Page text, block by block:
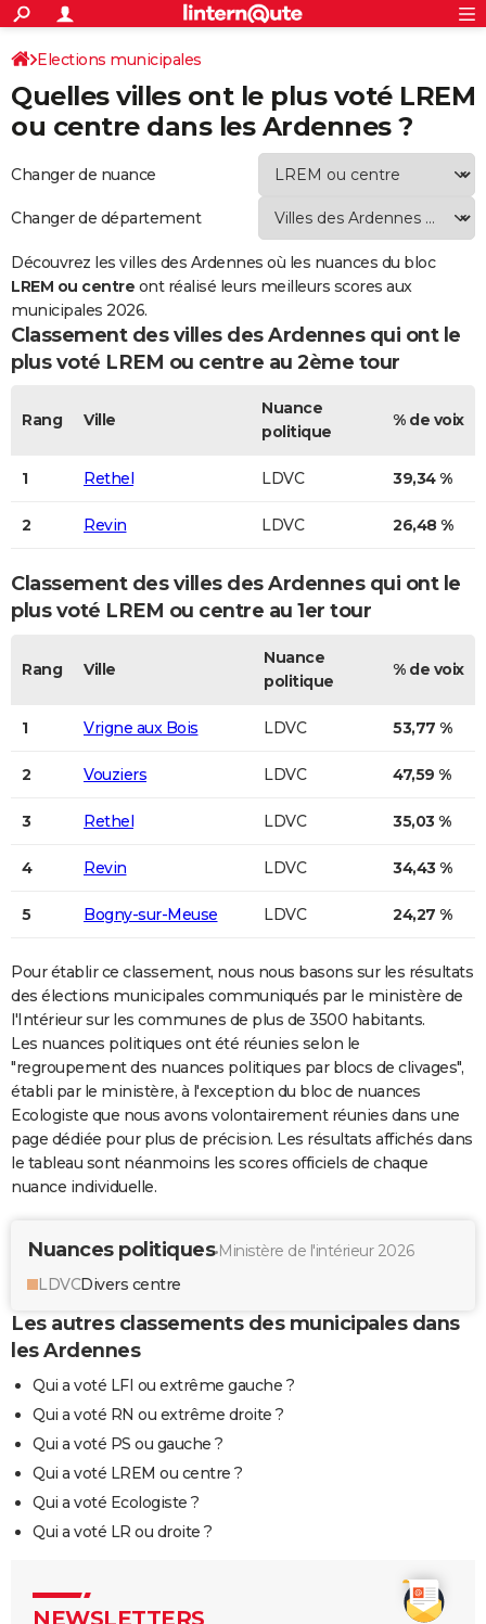
ACTUALITÉS
Politique
Société
Faits Divers
Education
Monde
Villes
+
SPORT
Coupe du monde 2026
Football
Tennis
Cyclisme
Rugby
Forum
CULTURE
Mobiles
Meilleur smartphone
Internet
Ordinateurs
Jeux vidéo
Guide high-tech
+
BRICOLAGE
Forum
Aménagement intérieur
Extérieur
Cuisine
Salle de bains
Jardinage
Rangement
+WEEK-END
Guides de France
Escapades
Patrimoine
Expositions
Musées
Week-end nature
+
Art de vivre
Bien-être
Loisirs
Mode
Modes de vie
SANTE
BONS PLANS
Carte de Noël
Carte Bonne année
Carte Saint-Valentin
Carte Pâques
Carte d'anniversaire
Dictionnaire
Biographies
Citations
Expressions
Proverbes
PROGRAMME TV
COPAINS D'AVANT
S'inscrire
Se connecter
Lycées
Collèges
Primaires
Universités
Entreprises
Service militaire
Avis de recherche
AVIS DE DÉCÈS
FORUM
Elections municipales
Classement LREM ou centre des Ardennes
Quelles villes ont le plus voté LREM
ou centre dans les Ardennes ?
Changer de nuance
Changer de département
Découvrez les villes des Ardennes où les nuances du bloc
LREM ou centre ont réalisé leurs meilleurs scores aux
municipales 2026.
Classement des villes des Ardennes qui ont le
plus voté LREM ou centre au 2ème tour
Rang Ville
Nuance
politique
% de voix
1 Rethel LDVC 39,34 %
2 Revin LDVC 26,48 %
Classement des villes des Ardennes qui ont le
plus voté LREM ou centre au 1er tour
Rang Ville
Nuance
politique
% de voix
1 Vrigne aux Bois LDVC 53,77 %
2 Vouziers LDVC 47,59 %
3 Rethel LDVC 35,03 %
4 Revin LDVC 34,43 %
5 Bogny-sur-Meuse LDVC 24,27 %
Pour établir ce classement, nous nous basons sur les résultats
des élections municipales communiqués par le ministère de
l'Intérieur sur les communes de plus de 3500 habitants.
Les nuances politiques ont été réunies selon le
"regroupement des nuances politiques par blocs de clivages",
établi par le ministère, à l'exception du bloc de nuances
Ecologiste que nous avons volontairement réunies dans une
page dédiée pour plus de précision. Les résultats affichés dans
le tableau sont néanmoins les scores officiels de chaque
nuance individuelle.
Nuances politiques Ministère de l'intérieur 2026
LDVCDivers centre
Les autres classements des municipales dans
les Ardennes
Qui a voté LFI ou extrême gauche ?
Qui a voté RN ou extrême droite ?
Qui a voté PS ou gauche ?
Qui a voté LREM ou centre ?
Qui a voté Ecologiste ?
Qui a voté LR ou droite ?
NEWSLETTERS